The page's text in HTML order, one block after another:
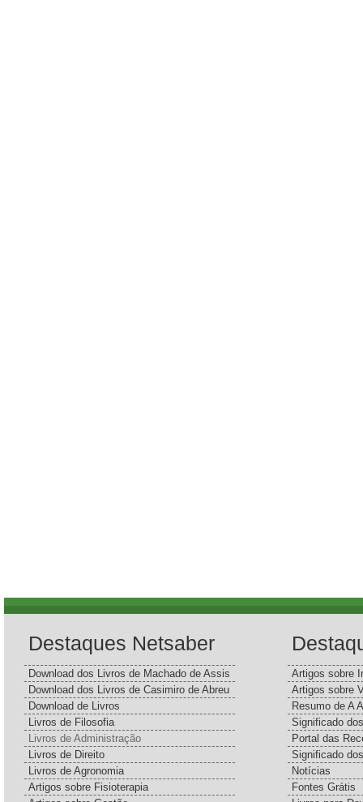
Destaques Netsaber
Download dos Livros de Machado de Assis
Download dos Livros de Casimiro de Abreu
Download de Livros
Livros de Filosofia
Livros de Administração
Livros de Direito
Livros de Agronomia
Artigos sobre Fisioterapia
Artigos sobre
Artigos sobre
Resumo de A
Significado
Portal das
Significado
Notícias
Fontes Grátis